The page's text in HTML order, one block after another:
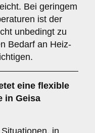
Bei geringem
ist der
unbedingt zu
Bedarf an Heiz-
eine flexible
in Geisa
in